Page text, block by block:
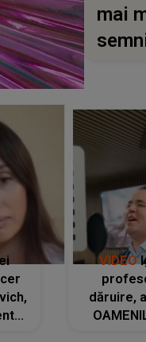
mai
VIDEO
dăruire,